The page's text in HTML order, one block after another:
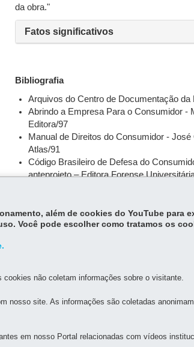
da obra."
Fatos significativos
Bibliografia
Arquivos do Centro de Documentação da
Abrindo a Empresa Para o Consumidor -
Editora/97
Manual de Direitos do Consumidor -
Atlas/91
Código Brasileiro de Defesa do
anteprojeto – Editora Forense
Fonte: Procon/SP
além de cookies do YouTube para
Você pode escolher como tratamos os
não coletam informações sobre o visitante.
nosso site. As informações são coletadas
em nosso Portal relacionadas com vídeos